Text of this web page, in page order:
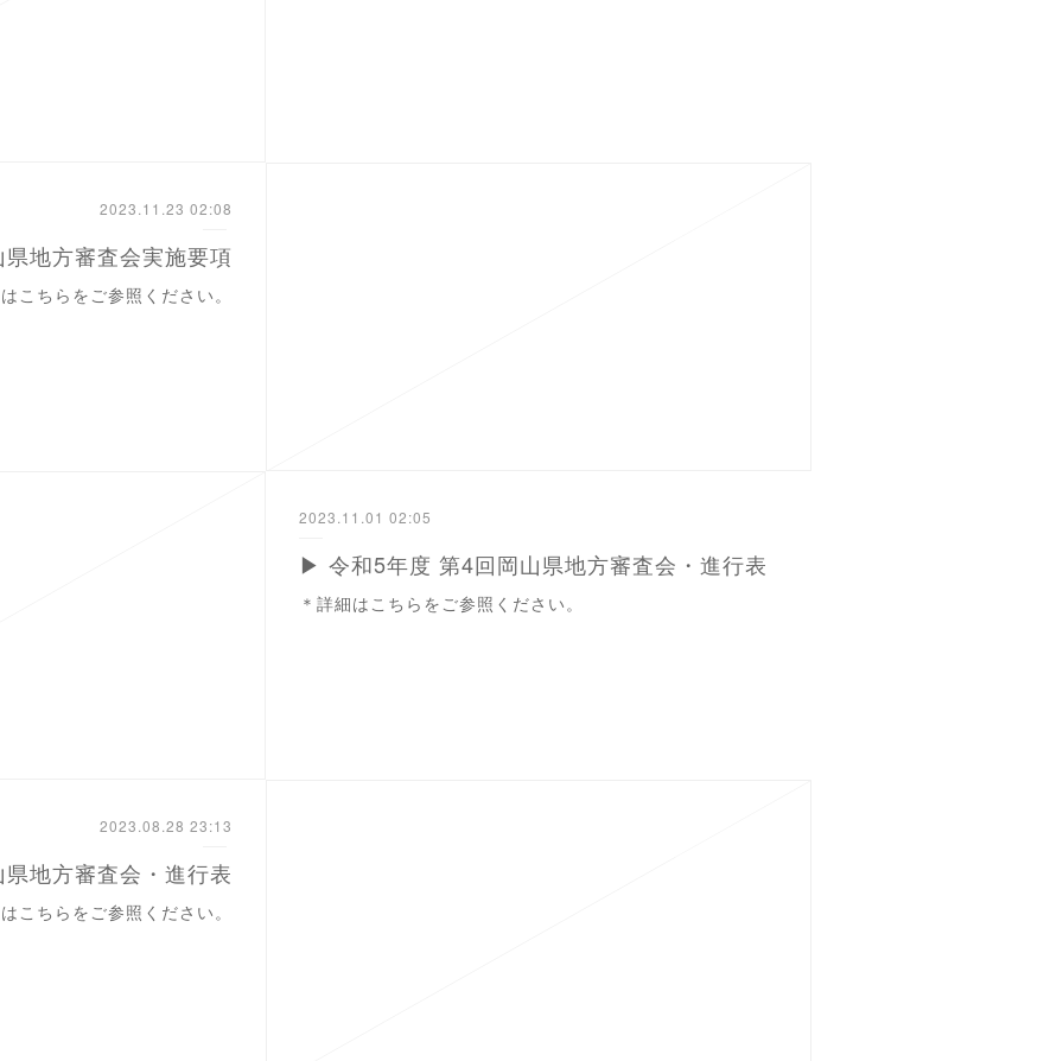
2023.11.23 02:08
地方審査会実施要項
こちらをご参照ください。
2023.11.01 02:05
▶ 令和5年度 第4回岡山県地方審査会・進行表
＊詳細はこちらをご参照ください。
2023.08.28 23:13
地方審査会・進行表
こちらをご参照ください。